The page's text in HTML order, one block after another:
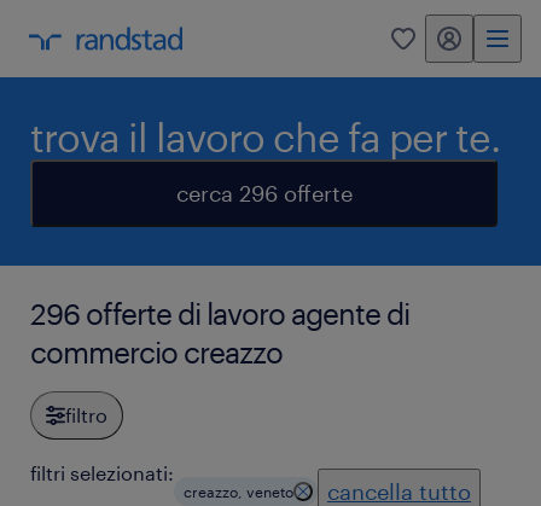
0 my randstad
trova il lavoro che fa per te.
cerca 296 offerte
296 offerte di lavoro agente di
commercio creazzo
filtro
filtri selezionati:
creazzo, veneto cancella tutto